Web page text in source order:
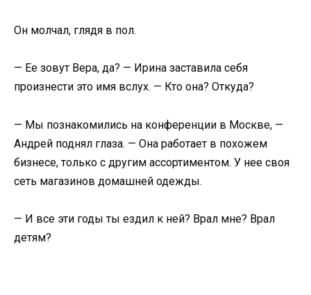
Он молчал, глядя в пол.
— Ее зовут Вера, да? — Ирина заставила себя
произнести это имя вслух. — Кто она? Откуда?
— Мы познакомились на конференции в Москве, —
Андрей поднял глаза. — Она работает в похожем
бизнесе, только с другим ассортиментом. У нее своя
сеть магазинов домашней одежды.
— И все эти годы ты ездил к ней? Врал мне? Врал
детям?